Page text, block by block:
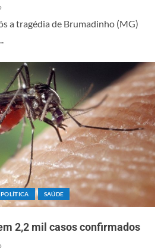
a tragédia de Brumadinho (MG)
POLÍTICA SAÚDE
2,2 mil casos confirmados